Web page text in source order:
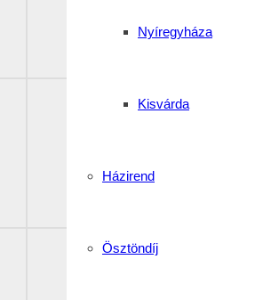
Nyíregyháza
Kisvárda
Házirend
Ösztöndíj